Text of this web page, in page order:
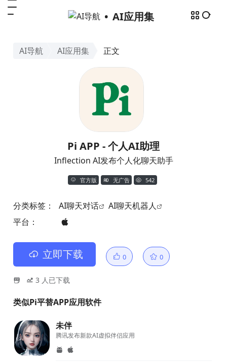
AI应用集
AI导航 AI应用集 正文
Pi APP - 个人AI助理
Inflection AI发布个人化聊天助手
官方版 无广告 542
分类标签： AI聊天对话
AI聊天机器人
平台：
立即下载 0 0
3 人已下载
类似Pi平替APP应用软件
未伴
腾讯发布新款AI虚拟伴侣应用